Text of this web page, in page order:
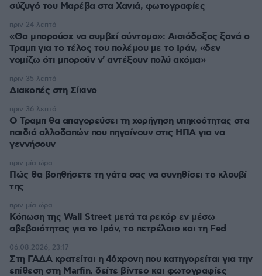
σύζυγό του Μαρέβα στα Χανιά, φωτογραφίες
«Θα μπορούσε να συμβεί σύντομα»: Αισιόδοξος ξανά ο
Τραμπ για το τέλος του πολέμου με το Ιράν, «δεν
νομίζω ότι μπορούν ν' αντέξουν πολύ ακόμα»
πριν 24 λεπτά
Διακοπές στη Σίκινο
πριν 35 λεπτά
Ο Τραμπ θα απαγορεύσει τη χορήγηση υπηκοότητας στα
παιδιά αλλοδαπών που πηγαίνουν στις ΗΠΑ για να
γεννήσουν
πριν 36 λεπτά
Πώς θα βοηθήσετε τη γάτα σας να συνηθίσει το κλουβί
της
πριν μία ώρα
Κόπωση της Wall Street μετά τα ρεκόρ εν μέσω
αβεβαιότητας για το Ιράν, το πετρέλαιο και τη Fed
πριν μία ώρα
Στη ΓΑΔΑ κρατείται η 46χρονη που κατηγορείται για την
επίθεση στη Marfin, δείτε βίντεο και φωτογραφίες
06.08.2026, 23:17